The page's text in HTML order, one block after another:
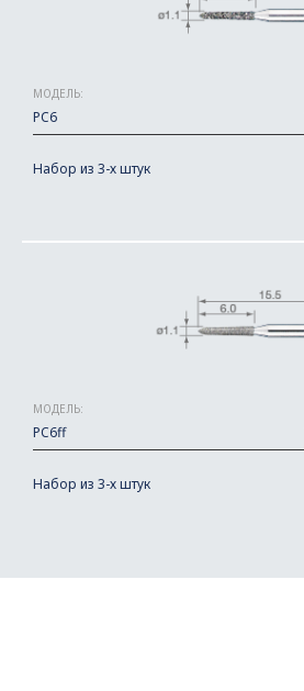
МОДЕЛЬ:
PC6
Набор из 3-х штук
МОДЕЛЬ:
PC6ff
Набор из 3-х штук